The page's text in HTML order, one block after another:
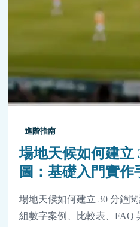
進階指南
場地天候如何建立
圖：基礎入門實作
場地天候如何建立 30 分鐘
組數字案例、比較表、FAQ